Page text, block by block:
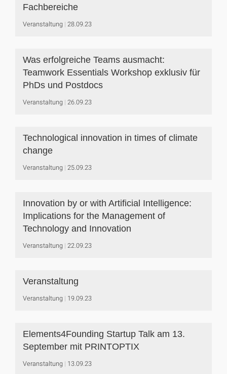
Fachbereiche
Veranstaltung 28.09.23
Was erfolgreiche Teams ausmacht:
Teamwork Essentials Workshop exklusiv für
PhDs und Postdocs
Veranstaltung 26.09.23
Technological innovation in times of climate
change
Veranstaltung 25.09.23
Innovation by or with Artificial Intelligence:
Implications for the Management of
Technology and Innovation
Veranstaltung 22.09.23
Veranstaltung
Veranstaltung 19.09.23
Elements4Founding Startup Talk am 13.
September mit PRINTOPTIX
Veranstaltung 13.09.23